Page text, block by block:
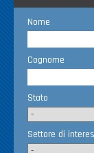
Nome
Cognome
Stato
Settore di